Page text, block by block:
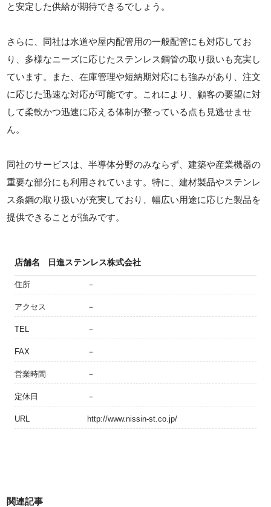
と安定した供給が期待できるでしょう。
さらに、同社は水道や屋内配管用の一般配管にも対応してお
り、多様なニーズに応じたステンレス鋼管の取り扱いも充実し
ています。また、在庫管理や短納期対応にも強みがあり、注文
に応じた迅速な対応が可能です。これにより、顧客の要望に対
して柔軟かつ迅速に応える体制が整っている点も見逃せませ
ん。
同社のサービスは、半導体分野のみならず、建築や産業機器の
重要な部分にも利用されています。特に、建材製品やステンレ
ス条鋼の取り扱いが充実しており、幅広い用途に応じた製品を
提供できることが強みです。
店舗名 日進ステンレス株式会社
住所 －
アクセス －
TEL －
FAX －
営業時間 －
定休日 －
URL http://www.nissin-st.co.jp/
関連記事